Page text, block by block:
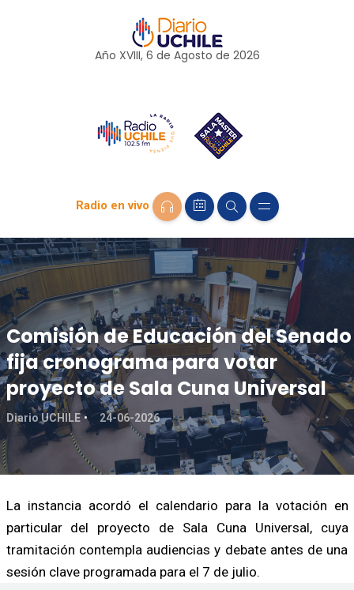
Año XVIII, 6 de Agosto de 2026
Radio en vivo
Comisión de Educación del Senado
fija cronograma para votar
proyecto de Sala Cuna Universal
Diario UCHILE 24-06-2026
La instancia acordó el calendario para la votación en
particular del proyecto de Sala Cuna Universal, cuya
tramitación contempla audiencias y debate antes de una
sesión clave programada para el 7 de julio.